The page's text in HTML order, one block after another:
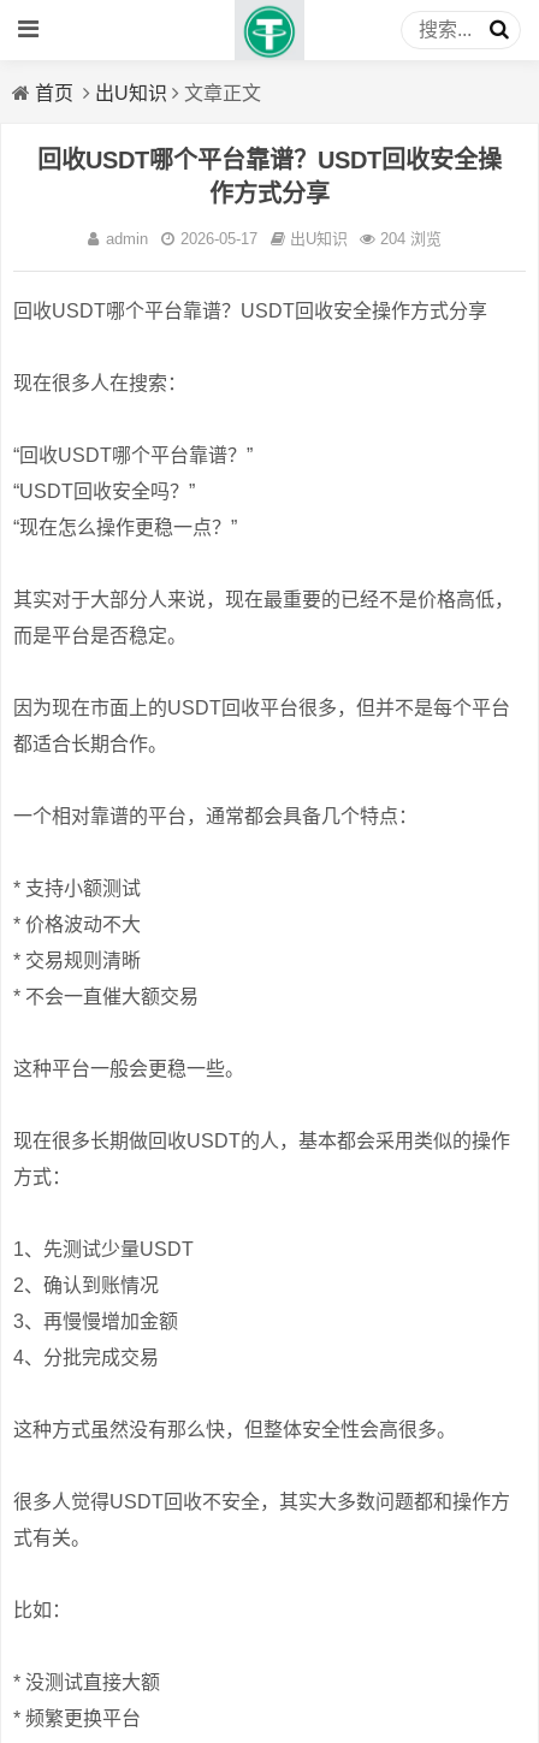
首页 出U知识 文章正文
回收USDT哪个平台靠谱？USDT回收安全操
作方式分享
admin 2026-05-17 出U知识 204 浏览
回收USDT哪个平台靠谱？USDT回收安全操作方式分享
现在很多人在搜索：
“回收USDT哪个平台靠谱？”
“USDT回收安全吗？”
“现在怎么操作更稳一点？”
其实对于大部分人来说，现在最重要的已经不是价格高低，
而是平台是否稳定。
因为现在市面上的USDT回收平台很多，但并不是每个平台
都适合长期合作。
一个相对靠谱的平台，通常都会具备几个特点：
* 支持小额测试
* 价格波动不大
* 交易规则清晰
* 不会一直催大额交易
这种平台一般会更稳一些。
现在很多长期做回收USDT的人，基本都会采用类似的操作
方式：
1、先测试少量USDT
2、确认到账情况
3、再慢慢增加金额
4、分批完成交易
这种方式虽然没有那么快，但整体安全性会高很多。
很多人觉得USDT回收不安全，其实大多数问题都和操作方
式有关。
比如：
* 没测试直接大额
* 频繁更换平台